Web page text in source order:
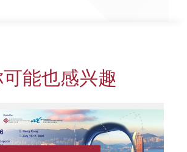
能也感兴趣